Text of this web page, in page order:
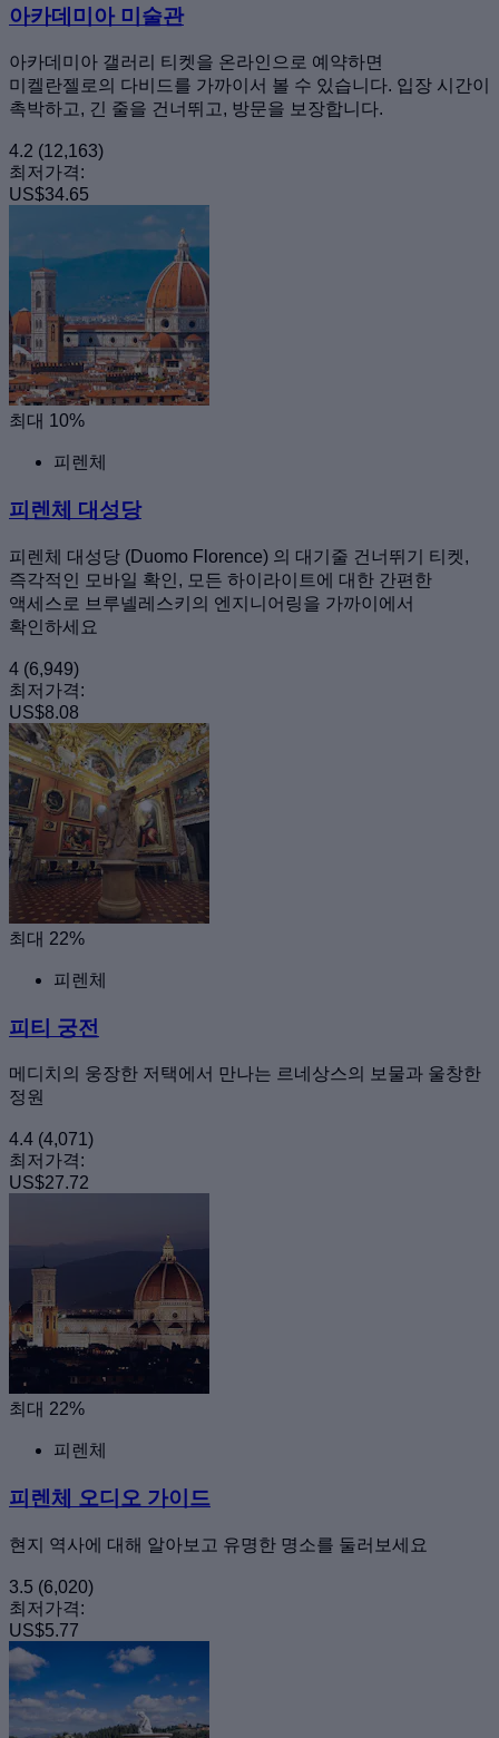
아카데미아 미술관
아카데미아 갤러리 티켓을 온라인으로 예약하면
미켈란젤로의 다비드를 가까이서 볼 수 있습니다. 입장 시간이
촉박하고, 긴 줄을 건너뛰고, 방문을 보장합니다.
4.2 (12,163)
최저가격:
US$34.65
최대 10%
피렌체
피렌체 대성당
피렌체 대성당 (Duomo Florence) 의 대기줄 건너뛰기 티켓,
즉각적인 모바일 확인, 모든 하이라이트에 대한 간편한
액세스로 브루넬레스키의 엔지니어링을 가까이에서
확인하세요
4 (6,949)
최저가격:
US$8.08
최대 22%
피렌체
피티 궁전
메디치의 웅장한 저택에서 만나는 르네상스의 보물과 울창한
정원
4.4 (4,071)
최저가격:
US$27.72
최대 22%
피렌체
피렌체 오디오 가이드
현지 역사에 대해 알아보고 유명한 명소를 둘러보세요
3.5 (6,020)
최저가격:
US$5.77